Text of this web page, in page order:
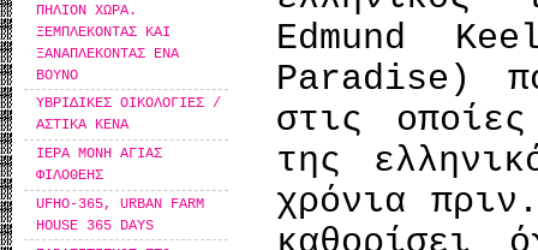
ΠΗΛΙΟΝ ΧΩΡΑ.
ΞΕΜΠΛΕΚΟΝΤΑΣ ΚΑΙ
ΞΑΝΑΠΛΕΚΟΝΤΑΣ ΕΝΑ
ΒΟΥΝΟ
ΥΒΡΙΔΙΚΕΣ ΟΙΚΟΛΟΓΙΕΣ /
ΑΣΤΙΚΑ ΚΕΝΑ
ΙΕΡΑ ΜΟΝΗ ΑΓΙΑΣ
ΦΙΛΟΘΕΗΣ
UFHO-365, URBAN FARM
HOUSE 365 DAYS
Edmund
Paradise)
στις
της
χρόνια